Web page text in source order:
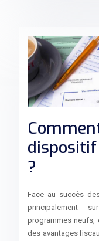
?
Face au succès
principalement
programmes neufs,
des avantages